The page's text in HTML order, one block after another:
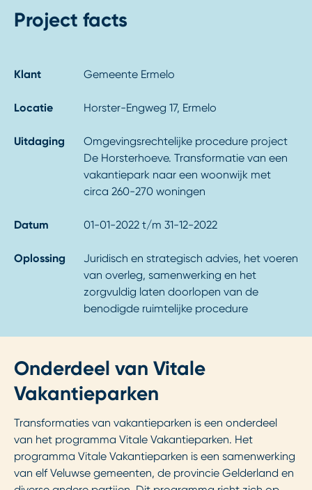
Project facts
Klant Gemeente Ermelo
Locatie Horster-Engweg 17, Ermelo
Uitdaging
Omgevingsrechtelijke procedure project
De Horsterhoeve. Transformatie van een
vakantiepark naar een woonwijk met
circa 260-270 woningen
Datum 01-01-2022 t/m 31-12-2022
Oplossing
Juridisch en strategisch advies, het voeren
van overleg, samenwerking en het
zorgvuldig laten doorlopen van de
benodigde ruimtelijke procedure
Onderdeel van Vitale
Vakantieparken
Transformaties van vakantieparken is een onderdeel
van het programma Vitale Vakantieparken. Het
programma Vitale Vakantieparken is een samenwerking
van elf Veluwse gemeenten, de provincie Gelderland en